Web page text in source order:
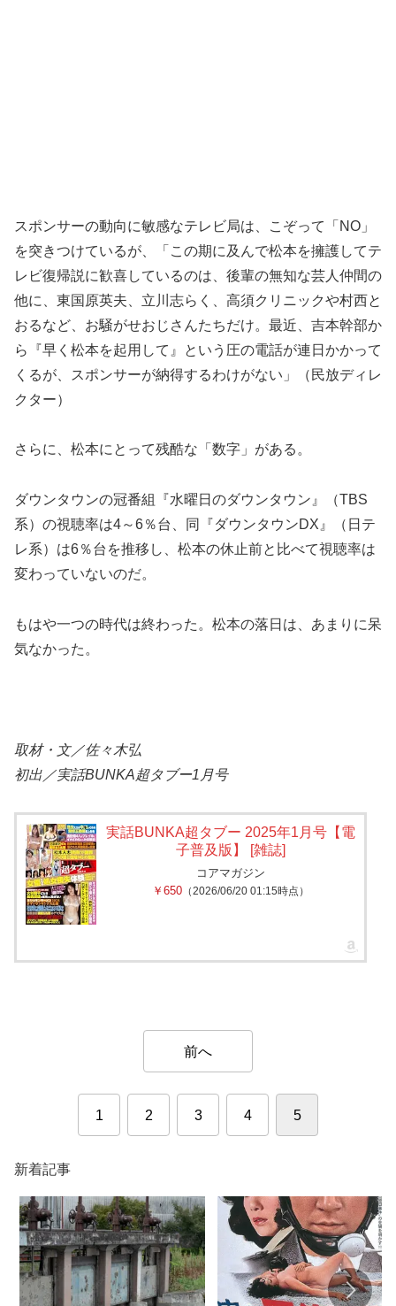
スポンサーの動向に敏感なテレビ局は、こぞって「NO」
を突きつけているが、「この期に及んで松本を擁護してテ
レビ復帰説に歓喜しているのは、後輩の無知な芸人仲間の
他に、東国原英夫、立川志らく、高須クリニックや村西と
おるなど、お騒がせおじさんたちだけ。最近、吉本幹部か
ら『早く松本を起用して』という圧の電話が連日かかって
くるが、スポンサーが納得するわけがない」（民放ディレ
クター）
さらに、松本にとって残酷な「数字」がある。
ダウンタウンの冠番組『水曜日のダウンタウン』（TBS
系）の視聴率は4～6％台、同『ダウンタウンDX』（日テ
レ系）は6％台を推移し、松本の休止前と比べて視聴率は
変わっていないのだ。
もはや一つの時代は終わった。松本の落日は、あまりに呆
気なかった。
取材・文／佐々木弘
初出／実話BUNKA超タブー1月号
実話BUNKA超タブー 2025年1月号【電
子普及版】 [雑誌]
コアマガジン
￥650 （2026/06/20 01:15時点）
前へ
1 2 3 4 5
新着記事